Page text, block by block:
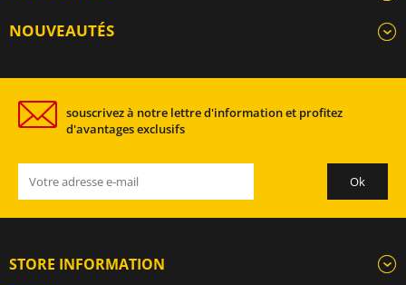
NOUVEAUTÉS
souscrivez à notre lettre d'information et profitez
d'avantages exclusifs
STORE INFORMATION